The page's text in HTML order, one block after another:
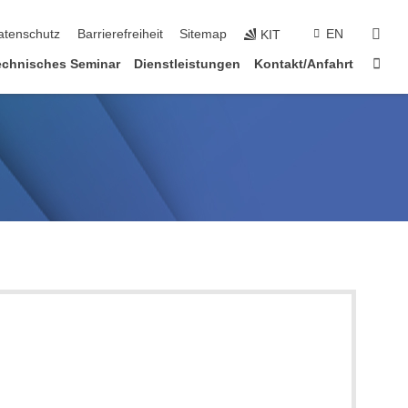
Barrierefreiheit Sitemap KIT EN
Seminar Dienstleistungen Kontakt/Anfahrt